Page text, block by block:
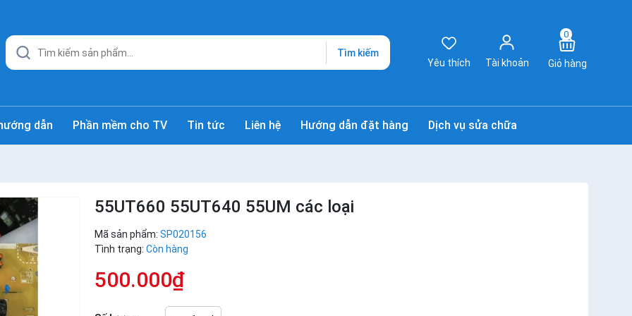
Tìm kiếm
Yêu thích
Tài khoản
0
Giỏ hàng
dẫn Phần mềm cho TV Tin tức Liên hệ Hướng dẫn đặt hàng Dịch vụ sửa chữa
55UT660 55UT640 55UM các loại
Mã sản phẩm: SP020156
Tình trạng: Còn hàng
500.000₫